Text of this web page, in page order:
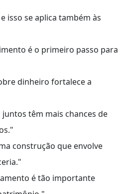
isso se aplica também às
é o primeiro passo para
dinheiro fortalece a
juntos têm mais chances de
construção que envolve
é tão importante